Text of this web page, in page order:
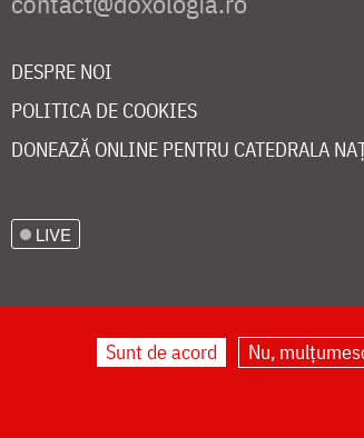
DESPRE NOI
POLITICA DE COOKIES
DONEAZĂ ONLINE PENTRU CATEDRALA
LIVE
Sunt de acord Nu,